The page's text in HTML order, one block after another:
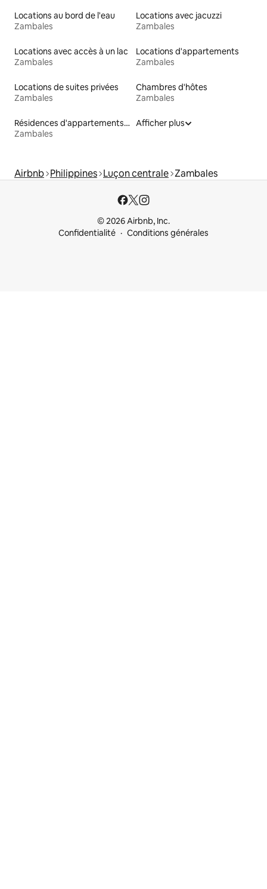
Locations au bord de l'eau
Zambales
Locations avec jacuzzi
Zambales
Locations avec accès à un lac
Zambales
Locations d'appartements
Zambales
Locations de suites privées
Zambales
Chambres d'hôtes
Zambales
Résidences d'appartements en location
Zambales
Afficher plus
Airbnb Philippines Luçon centrale Zambales
© 2026 Airbnb, Inc.
Confidentialité
Conditions générales